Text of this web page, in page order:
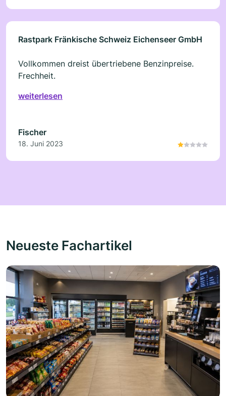
Rastpark Fränkische Schweiz Eichenseer GmbH
Vollkommen dreist übertriebene Benzinpreise.
Frechheit.
weiterlesen
Fischer
18. Juni 2023
Neueste Fachartikel